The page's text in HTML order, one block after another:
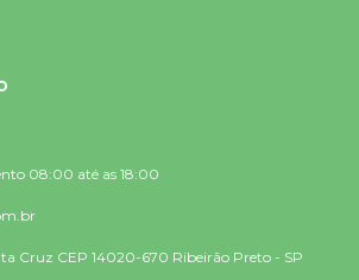
08:00 até as 18:00
Cruz CEP 14020-670 Ribeirão Preto - SP